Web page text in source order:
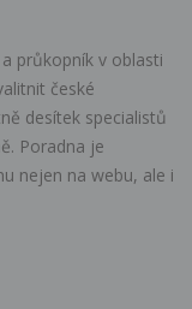
průkopník v oblasti
české
desítek specialistů
Poradna je
nejen na webu, ale i